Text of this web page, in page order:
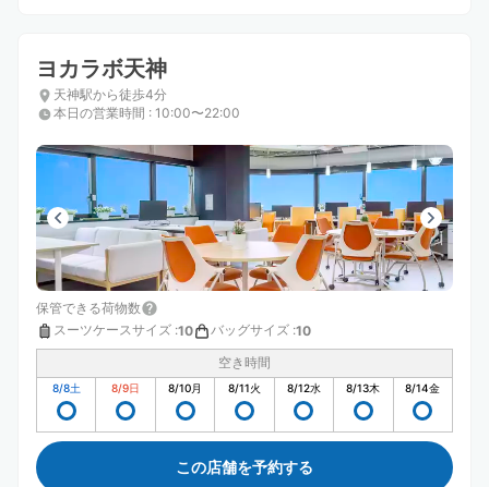
ヨカラボ天神
天神駅から徒歩4分
本日の営業時間 : 10:00〜22:00
保管できる荷物数
スーツケースサイズ :10 バッグサイズ :10
空き時間
8/8土 8/9日 8/10月 8/11火 8/12水 8/13木 8/14金
この店舗を予約する